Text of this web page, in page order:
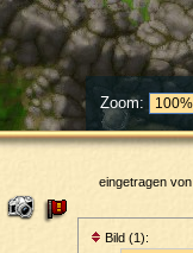
Zoom:
eingetragen von
Bild (1):